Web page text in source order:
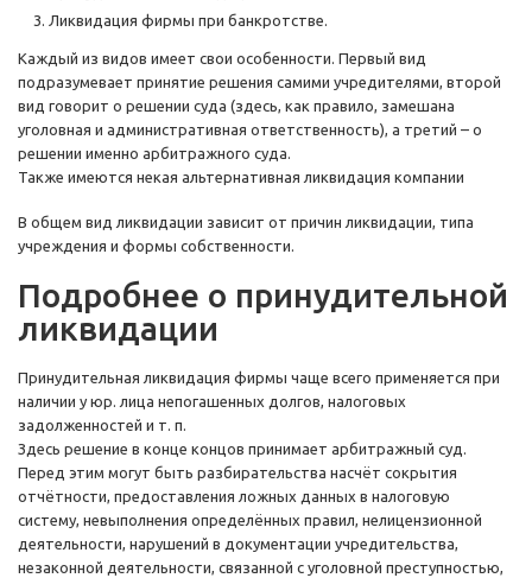
Ликвидация фирмы при банкротстве.
Каждый из видов имеет свои особенности. Первый вид
подразумевает принятие решения самими учредителями, второй
вид говорит о решении суда (здесь, как правило, замешана
уголовная и административная ответственность), а третий – о
решении именно арбитражного суда.
Также имеются некая альтернативная ликвидация компании
В общем вид ликвидации зависит от причин ликвидации, типа
учреждения и формы собственности.
Подробнее о принудительной
ликвидации
Принудительная ликвидация фирмы чаще всего применяется при
наличии у юр. лица непогашенных долгов, налоговых
задолженностей и т. п.
Здесь решение в конце концов принимает арбитражный суд.
Перед этим могут быть разбирательства насчёт сокрытия
отчётности, предоставления ложных данных в налоговую
систему, невыполнения определённых правил, нелицензионной
деятельности, нарушений в документации учредительства,
незаконной деятельности, связанной с уголовной преступностью,